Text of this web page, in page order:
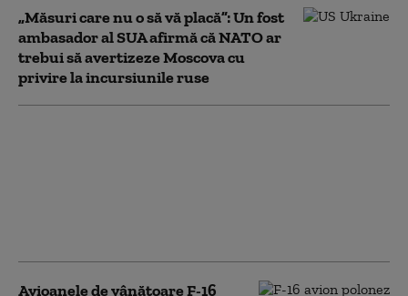
„Măsuri care nu o să vă placă”: Un fost
ambasador al SUA afirmă că NATO ar
trebui să avertizeze Moscova cu
privire la incursiunile ruse
Avioanele de vânătoare F-16